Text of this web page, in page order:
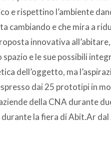
e rispettino l’ambiente
cambiando e che mira a
innovativa
e le sue possibili
dell’oggetto, ma
dai 25 prototipi in
della CNA durante
la fiera di Abit.Ar dal